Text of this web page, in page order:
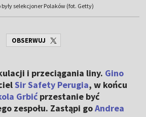
selekcjoner Polaków (fot. Getty)
OBSERWUJ
i przeciągania liny. Gino
Sir Safety Perugia, w końcu
Grbić przestanie być
zespołu. Zastąpi goAndrea